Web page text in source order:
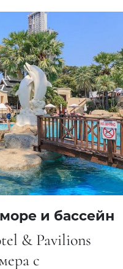
и бассейн
& Pavilions
с